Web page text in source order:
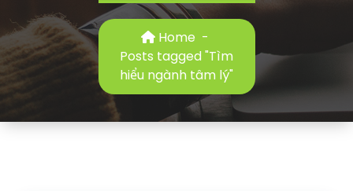
Home -
Posts tagged "Tìm
hiểu ngành tâm lý"